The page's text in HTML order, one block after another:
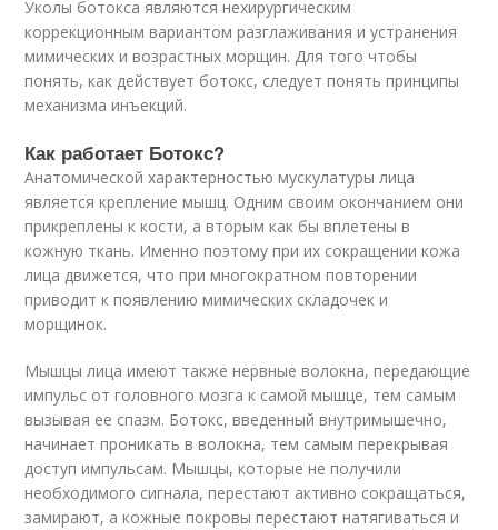
Уколы ботокса являются нехирургическим
коррекционным вариантом разглаживания и устранения
мимических и возрастных морщин. Для того чтобы
понять, как действует ботокс, следует понять принципы
механизма инъекций.
Как работает Ботокс?
Анатомической характерностью мускулатуры лица
является крепление мышц. Одним своим окончанием они
прикреплены к кости, а вторым как бы вплетены в
кожную ткань. Именно поэтому при их сокращении кожа
лица движется, что при многократном повторении
приводит к появлению мимических складочек и
морщинок.
Мышцы лица имеют также нервные волокна, передающие
импульс от головного мозга к самой мышце, тем самым
вызывая ее спазм. Ботокс, введенный внутримышечно,
начинает проникать в волокна, тем самым перекрывая
доступ импульсам. Мышцы, которые не получили
необходимого сигнала, перестают активно сокращаться,
замирают, а кожные покровы перестают натягиваться и